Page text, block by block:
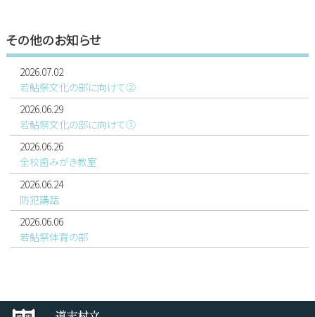
その他のお知らせ
2026.07.02
若鮎祭文化の部に向けて②
2026.06.29
若鮎祭文化の部に向けて①
2026.06.26
全校歯みがき教室
2026.06.24
防犯講話
2026.06.06
若鮎祭体育の部